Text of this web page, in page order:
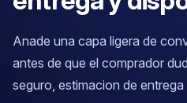
Anade una capa ligera de
antes de que el comprador
seguro, estimacion de entrega